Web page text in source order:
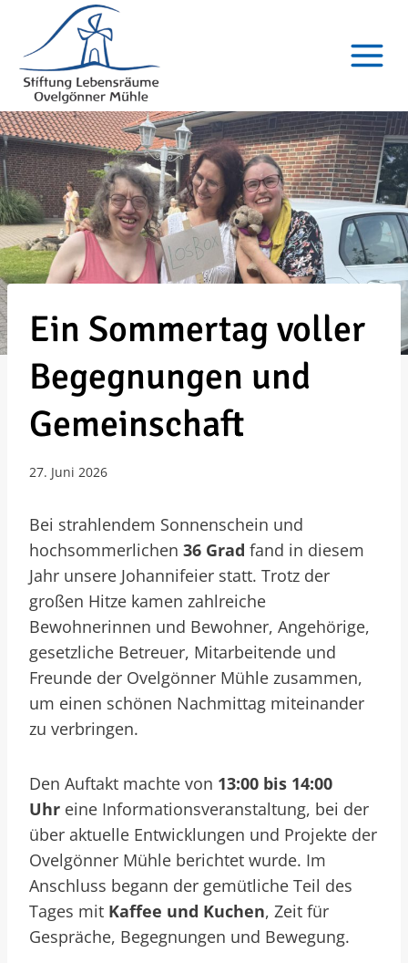
springen
Ein Sommertag voller
Begegnungen und
Gemeinschaft
27. Juni 2026
Bei strahlendem Sonnenschein und
hochsommerlichen 36 Grad fand in diesem
Jahr unsere Johannifeier statt. Trotz der
großen Hitze kamen zahlreiche
Bewohnerinnen und Bewohner, Angehörige,
gesetzliche Betreuer, Mitarbeitende und
Freunde der Ovelgönner Mühle zusammen,
um einen schönen Nachmittag miteinander
zu verbringen.
Den Auftakt machte von 13:00 bis 14:00
Uhr eine Informationsveranstaltung, bei der
über aktuelle Entwicklungen und Projekte der
Ovelgönner Mühle berichtet wurde. Im
Anschluss begann der gemütliche Teil des
Tages mit Kaffee und Kuchen, Zeit für
Gespräche, Begegnungen und Bewegung.